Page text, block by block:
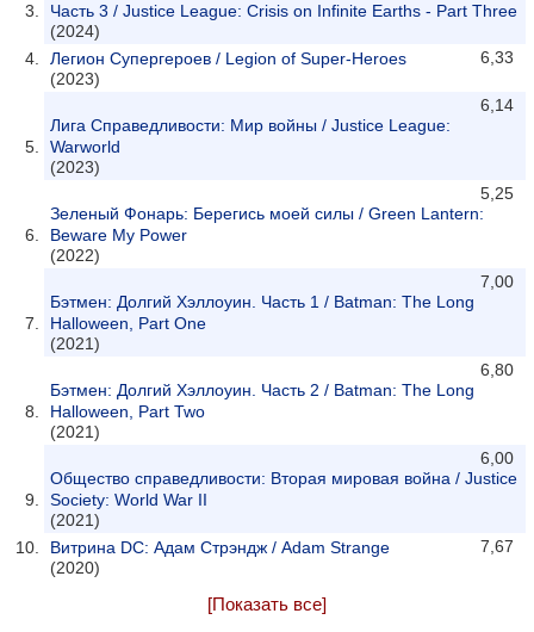
Часть 3 / Justice League: Crisis on Infinite Earths - Part Three
(2024)
6,33
Легион Супергероев / Legion of Super-Heroes
(2023)
6,14
Лига Справедливости: Мир войны / Justice League:
Warworld
(2023)
5,25
Зеленый Фонарь: Берегись моей силы / Green Lantern:
Beware My Power
(2022)
7,00
Бэтмен: Долгий Хэллоуин. Часть 1 / Batman: The Long
Halloween, Part One
(2021)
6,80
Бэтмен: Долгий Хэллоуин. Часть 2 / Batman: The Long
Halloween, Part Two
(2021)
6,00
Общество справедливости: Вторая мировая война / Justice
Society: World War II
(2021)
7,67
Витрина DC: Адам Стрэндж / Adam Strange
(2020)
[Показать все]